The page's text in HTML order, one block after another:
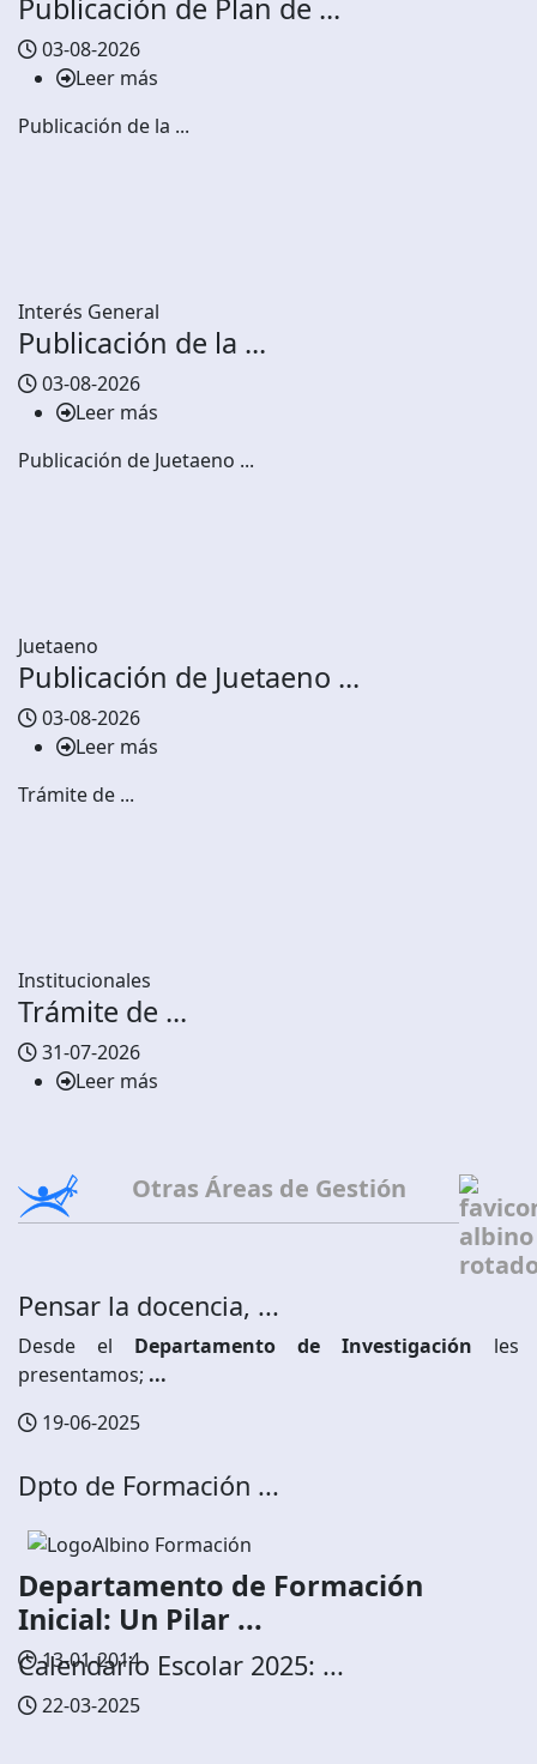
Publicación de Plan de ...
03-08-2026
Leer más
Publicación de la ...
Interés General
Publicación de la ...
03-08-2026
Leer más
Publicación de Juetaeno ...
Juetaeno
Publicación de Juetaeno ...
03-08-2026
Leer más
Trámite de ...
Institucionales
Trámite de ...
31-07-2026
Leer más
Otras Áreas de Gestión
Pensar la docencia, ...
Desde el Departamento de Investigación les
presentamos; ...
19-06-2025
Dpto de Formación ...
Departamento de Formación
Inicial: Un Pilar ...
13-01-2014
Calendario Escolar 2025: ...
22-03-2025